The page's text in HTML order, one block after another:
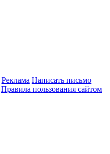
Реклама Написать письмо
Правила пользования сайтом